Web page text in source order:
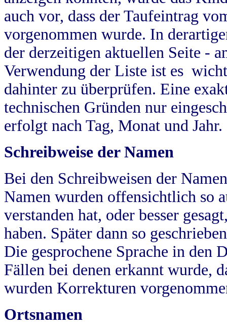
auch vor, dass der Taufeintrag
vorgenommen wurde. In
der derzeitigen aktuellen Seite -
Verwendung der Liste ist es
dahinter zu überprüfen. Eine
technischen Gründen nur
erfolgt nach Tag, Monat und Jahr.
Schreibweise der Namen
Bei den Schreibweisen der
Namen wurden offensichtlich so
verstanden hat, oder besser
haben. Später dann so
Die gesprochene Sprache in
Fällen bei denen erkannt wurde,
wurden Korrekturen
Ortsnamen